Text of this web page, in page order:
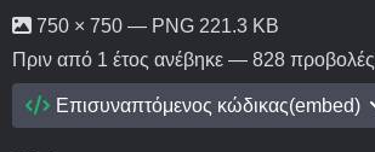
750 × 750 — PNG 221.3 KB
Πριν από 1 έτος ανέβηκε — 828 προβολές
Επισυναπτόμενος κώδικας(embed)